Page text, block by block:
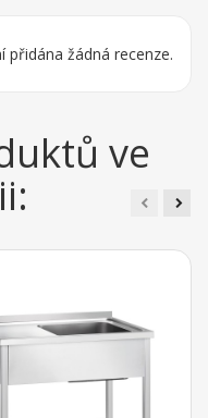
žádná recenze.
ve